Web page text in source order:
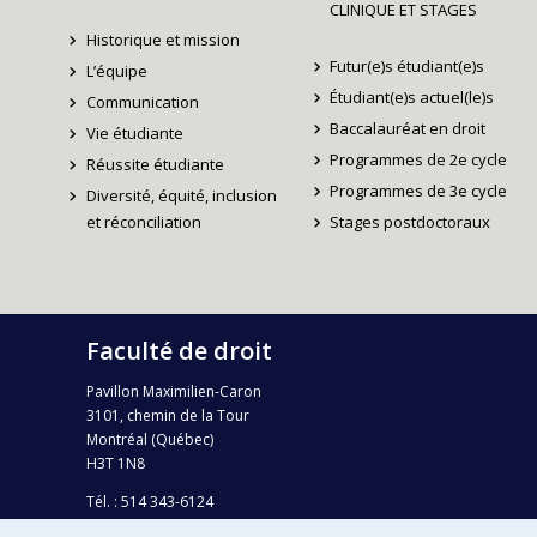
Historique et mission
L’équipe
Communication
Vie étudiante
Réussite étudiante
Diversité, équité, inclusion
et réconciliation
CLINIQUE ET STAGES
Futur(e)s étudiant(e)s
Étudiant(e)s actuel(le)s
Baccalauréat en droit
Programmes de 2e cycle
Programmes de 3e cycle
Stages postdoctoraux
Faculté de droit
Pavillon Maximilien-Caron
3101, chemin de la Tour
Montréal (Québec)
H3T 1N8
Tél. : 514 343-6124
Téléc.: 514 343-2199